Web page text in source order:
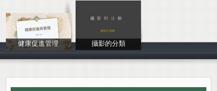
健康促進管理
簡巧音
攝影的分類
黃柏文